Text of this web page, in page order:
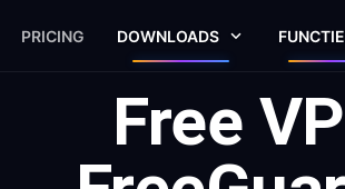
PRICING DOWNLOADS
Free